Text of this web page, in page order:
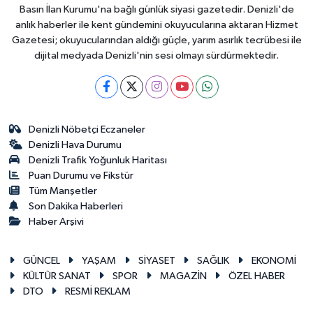
Basın İlan Kurumu'na bağlı günlük siyasi gazetedir. Denizli'de
anlık haberler ile kent gündemini okuyucularına aktaran Hizmet
Gazetesi; okuyucularından aldığı güçle, yarım asırlık tecrübesi ile
dijital medyada Denizli'nin sesi olmayı sürdürmektedir.
Denizli Nöbetçi Eczaneler
Denizli Hava Durumu
Denizli Trafik Yoğunluk Haritası
Puan Durumu ve Fikstür
Tüm Manşetler
Son Dakika Haberleri
Haber Arşivi
GÜNCEL YAŞAM SİYASET SAĞLIK
EKONOMİ
KÜLTÜR SANAT
SPOR MAGAZİN
ÖZEL HABER
DTO
RESMİ REKLAM